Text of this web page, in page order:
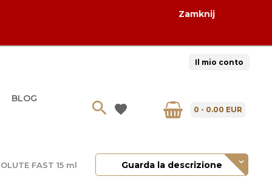
Zamknij
Il mio conto
BLOG
0 - 0.00 EUR
FAST 15 ml Guarda la descrizione